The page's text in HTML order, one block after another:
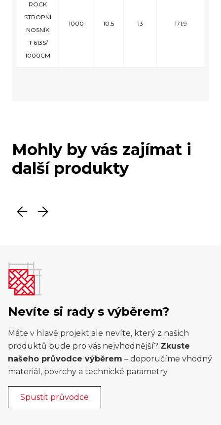
ROCK
STROPNÍ
NOSNÍK
T 613S/
1000CM
1000 10,5 13 171,9
Mohly by vás zajímat i
další produkty
Nevíte si rady s výběrem?
Máte v hlavě projekt ale nevíte, který z našich
produktů bude pro vás nejvhodnější? Zkuste
našeho průvodce výběrem – doporučíme vhodný
materiál, povrchy a technické parametry.
Spustit průvodce